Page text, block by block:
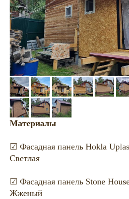
Материалы
☑ Фасадная панель Hokla
Светлая
☑ Фасадная панель Stone
Жженый